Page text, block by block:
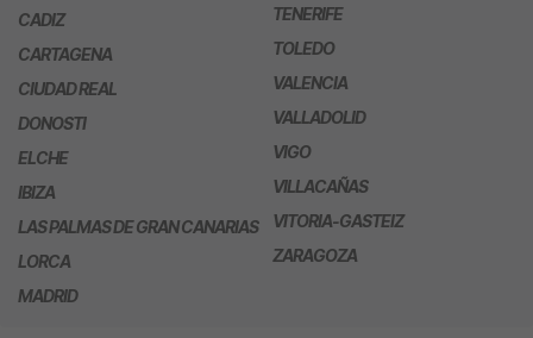
CADIZ
CARTAGENA
CIUDAD REAL
DONOSTI
ELCHE
IBIZA
LAS PALMAS DE GRAN CANARIAS
LORCA
MADRID
TENERIFE
TOLEDO
VALENCIA
VALLADOLID
VIGO
VILLACAÑAS
VITORIA-GASTEIZ
ZARAGOZA